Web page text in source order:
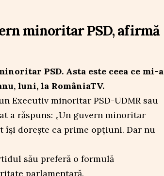
minoritar PSD, afirmă
PSD. Asta este ceea ce mi-a
luni, la RomâniaTV.
Executiv minoritar PSD-UDMR sau
a răspuns: „Un guvern minoritar
își dorește ca prime opțiuni. Dar nu
său preferă o formulă
parlamentară.